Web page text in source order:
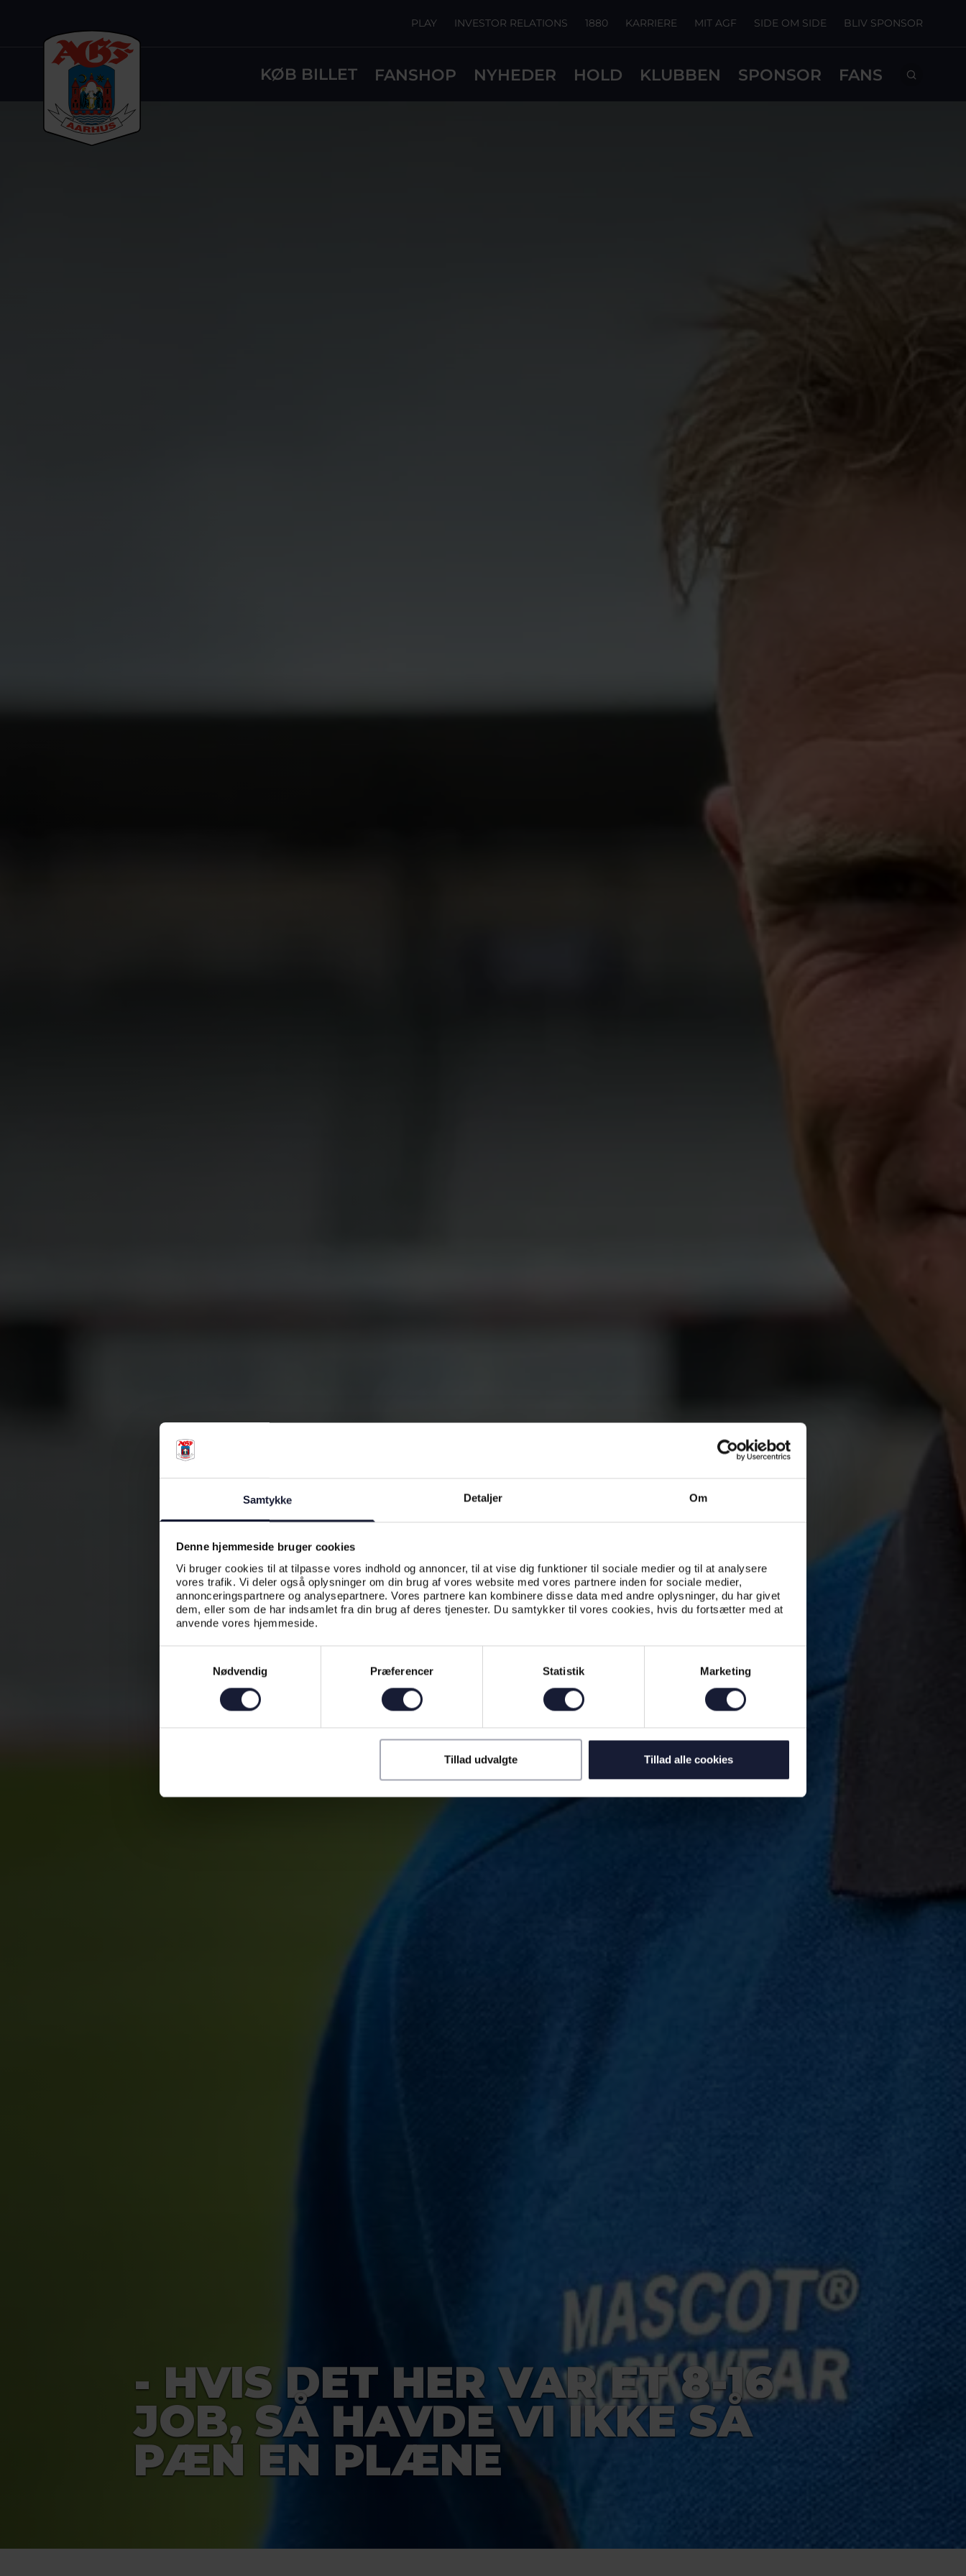
Samtykke Detaljer Om
Denne hjemmeside bruger cookies
Vi bruger cookies til at tilpasse vores indhold og annoncer, til at vise dig funktioner til sociale medier og til at analysere
vores trafik. Vi deler også oplysninger om din brug af vores website med vores partnere inden for sociale medier,
annonceringspartnere og analysepartnere. Vores partnere kan kombinere disse data med andre oplysninger, du har givet
dem, eller som de har indsamlet fra din brug af deres tjenester. Du samtykker til vores cookies, hvis du fortsætter med at
anvende vores hjemmeside.
Nødvendig
Præferencer Statistik Marketing
Tillad udvalgte Tillad alle cookies
KØB BILLET FANSHOP NYHEDER HOLD KLUBBEN SPONSOR FANS
PLAY INVESTOR RELATIONS 1880 KARRIERE MIT AGF SIDE OM SIDE BLIV SPONSOR
- HVIS DET HER VAR ET 8-16
JOB, SÅ HAVDE VI IKKE SÅ
PÆN EN PLÆNE